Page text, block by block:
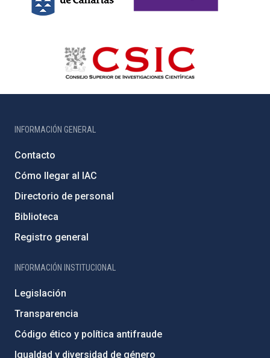
INFORMACIÓN GENERAL
Contacto
Cómo llegar al IAC
Directorio de personal
Biblioteca
Registro general
INFORMACIÓN INSTITUCIONAL
Legislación
Transparencia
Código ético y política antifraude
Igualdad y diversidad de género